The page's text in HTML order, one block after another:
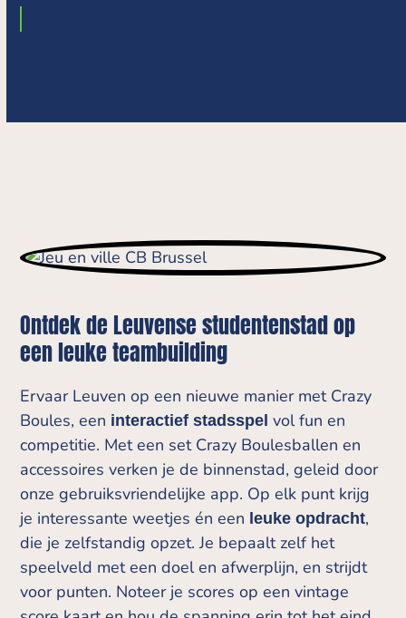
Ontdek de Leuvense studentenstad op
een leuke teambuilding
Ervaar Leuven op een nieuwe manier met Crazy
Boules, een interactief stadsspel vol fun en
competitie. Met een set Crazy Boulesballen en
accessoires verken je de binnenstad, geleid door
onze gebruiksvriendelijke app. Op elk punt krijg
je interessante weetjes én een leuke opdracht,
die je zelfstandig opzet. Je bepaalt zelf het
speelveld met een doel en afwerplijn, en strijdt
voor punten. Noteer je scores op een vintage